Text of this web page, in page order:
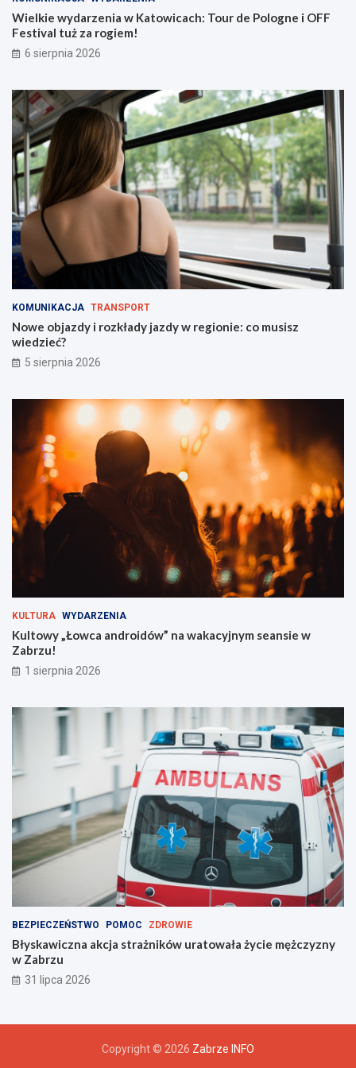
w
i
c
a
h
:
T
o
u
r
d
e
P
o
l
o
n
e
O
F
F
v
u
ż
z
i
e
m
!
z
d
y
w
e
g
i
o
n
i
e
:
c
o
m
u
i
s
w
i
e
?
Wielkie wydarzenia w Katowicach: Tour de Pologne i OFF
Festival tuż za rogiem!
6 sierpnia 2026
KOMUNIKACJA TRANSPORT
Nowe objazdy i rozkłady jazdy w regionie: co musisz
wiedzieć?
5 sierpnia 2026
KULTURA WYDARZENIA
Kultowy „Łowca androidów” na wakacyjnym seansie w
Zabrzu!
1 sierpnia 2026
BEZPIECZEŃSTWO POMOC ZDROWIE
Błyskawiczna akcja strażników uratowała życie mężczyzny
w Zabrzu
31 lipca 2026
Copyright © 2026 Zabrze INFO